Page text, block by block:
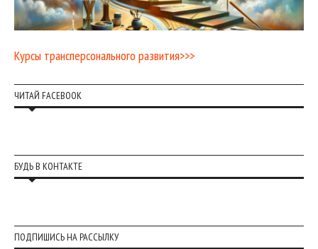
Курсы трансперсонального развития>>>
ЧИТАЙ FACEBOOK
БУДЬ В КОНТАКТЕ
ПОДПИШИСЬ НА РАССЫЛКУ